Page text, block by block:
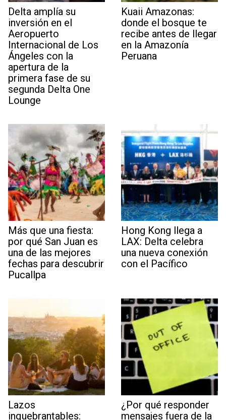
Delta amplía su
inversión en el
Aeropuerto
Internacional de Los
Ángeles con la
apertura de la
primera fase de su
segunda Delta One
Lounge
Kuaii Amazonas:
donde el bosque te
recibe antes de llegar
en la Amazonía
Peruana
Más que una fiesta:
por qué San Juan es
una de las mejores
fechas para descubrir
Pucallpa
Hong Kong llega a
LAX: Delta celebra
una nueva conexión
con el Pacífico
Lazos
inquebrantables:
¿Por qué responder
mensajes fuera de la